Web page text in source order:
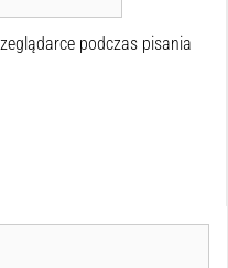
podczas pisania